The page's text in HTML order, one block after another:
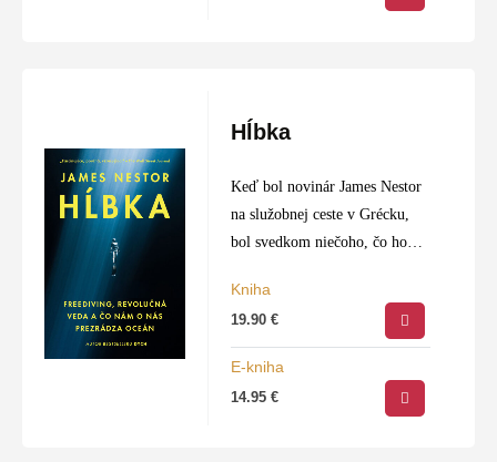
Hĺbka
Keď bol novinár James Nestor
na služobnej ceste v Grécku,
bol svedkom niečoho, čo ho
nádych ponoril 300 metrov pod
hladinu a po štyroch
minútach…
Kniha
19.90€
E-kniha
14.95€